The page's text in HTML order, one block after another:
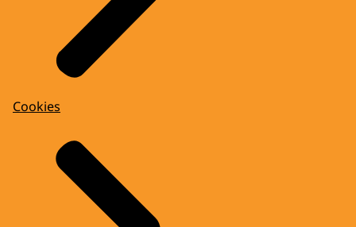
Cookies